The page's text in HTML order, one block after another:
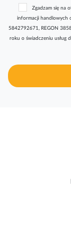
r
y
j
n
Zgadzam się na
informacji handlowych
5842792671, REGON
roku o świadczeniu usług